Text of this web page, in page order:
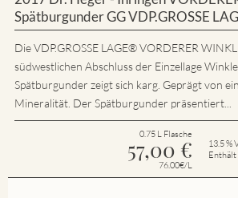
Spätburgunder GG VDP.GROSSE
Die VDP.GROSSE LAGE® VORDERER
südwestlichen Abschluss der Einzellage
Spätburgunder zeigt sich karg. Geprägt von
Mineralität. Der Spätburgunder präsentiert...
0.75 L Flasche
57,00 €
76.00€/L
13.5 %
Enthält